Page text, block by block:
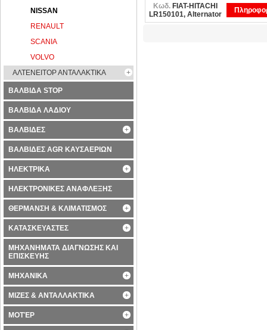
Κωδ. FIAT-HITACHI
LR150101, Alternator
NISSAN
RENAULT
SCANIA
VOLVO
ΑΛΤΕΝΕΙΤΟΡ ΑΝΤΑΛΑΚΤΙΚΑ
ΒΑΛΒΙΔΑ STOP
ΒΑΛΒΙΔΑ ΛΑΔΙΟΥ
ΒΑΛΒΙΔΕΣ
ΒΑΛΒΙΔΕΣ AGR ΚΑΥΣΑΕΡΙΩΝ
ΗΛΕΚΤΡΙΚΑ
ΗΛΕΚΤΡΟΝΙΚΕΣ ΑΝΑΦΛΕΞΗΣ
ΘΕΡΜΑΝΣΗ & ΚΛΙΜΑΤΙΣΜΟΣ
ΚΑΤΑΣΚΕΥΑΣΤΕΣ
ΜΗΧΑΝΗΜΑΤΑ ΔΙΑΓΝΩΣΗΣ ΚΑΙ
ΕΠΙΣΚΕΥΗΣ
ΜΗΧΑΝΙΚΑ
ΜΙΖΕΣ & ΑΝΤΑΛΛΑΚΤΙΚΑ
ΜΟΤΈΡ